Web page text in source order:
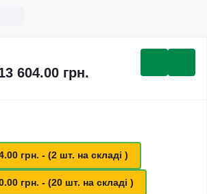
604.00 грн.
грн. - (2 шт. на складі )
грн. - (20 шт. на складі )